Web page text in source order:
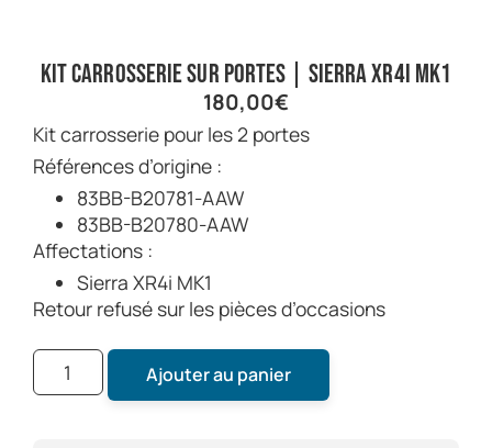
Kit carrosserie sur portes | Sierra XR4i Mk1
180,00€
Kit carrosserie pour les 2 portes
Références d’origine :
83BB-B20781-AAW
83BB-B20780-AAW
Affectations :
Sierra XR4i MK1
Retour refusé sur les pièces d’occasions
Ajouter au panier